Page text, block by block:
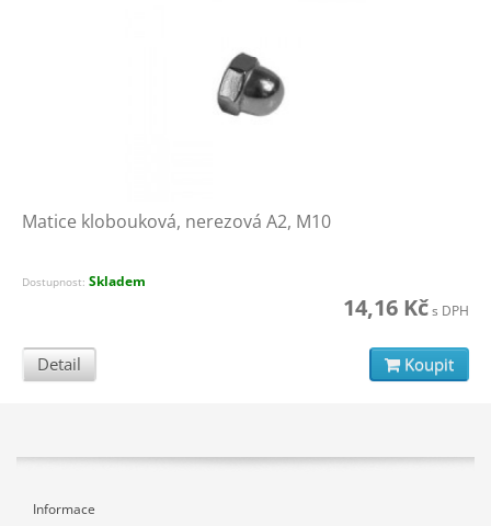
Matice klobouková, nerezová A2, M10
Dostupnost: Skladem
14,16 Kčs DPH
Detail Koupit
Informace